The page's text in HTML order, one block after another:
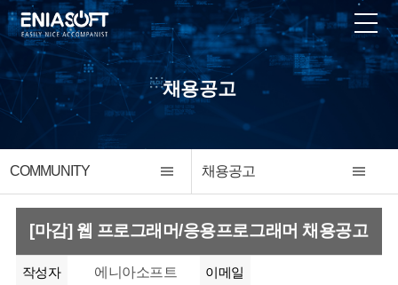
채용공고
COMMUNITY 채용공고
[마감] 웹 프로그래머/응용프로그래머 채용공고
작성자 에니아소프트 이메일